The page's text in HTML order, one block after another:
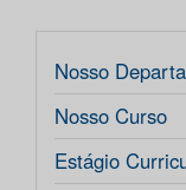
Nosso
Nosso Curso
Estágio